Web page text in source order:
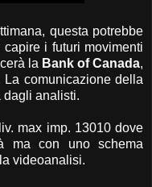
questa potrebbe
i futuri movimenti
la Bank of Canada,
La comunicazione della
dagli analisti.
max imp. 13010 dove
ma con uno schema
videoanalisi.